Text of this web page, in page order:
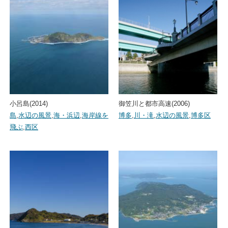
小呂島(2014)
島,水辺の風景,海・浜辺,海岸線を
飛ぶ,西区
御笠川と都市高速(2006)
博多, 川・滝,水辺の風景,博多区